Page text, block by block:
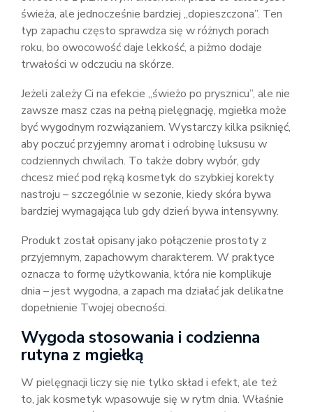
świeża, ale jednocześnie bardziej „dopieszczona”. Ten
typ zapachu często sprawdza się w różnych porach
roku, bo owocowość daje lekkość, a piżmo dodaje
trwałości w odczuciu na skórze.
Jeżeli zależy Ci na efekcie „świeżo po prysznicu”, ale nie
zawsze masz czas na pełną pielęgnację, mgiełka może
być wygodnym rozwiązaniem. Wystarczy kilka psiknięć,
aby poczuć przyjemny aromat i odrobinę luksusu w
codziennych chwilach. To także dobry wybór, gdy
chcesz mieć pod ręką kosmetyk do szybkiej korekty
nastroju – szczególnie w sezonie, kiedy skóra bywa
bardziej wymagająca lub gdy dzień bywa intensywny.
Produkt został opisany jako połączenie prostoty z
przyjemnym, zapachowym charakterem. W praktyce
oznacza to formę użytkowania, która nie komplikuje
dnia – jest wygodna, a zapach ma działać jak delikatne
dopełnienie Twojej obecności.
Wygoda stosowania i codzienna
rutyna z mgiełką
W pielęgnacji liczy się nie tylko skład i efekt, ale też
to, jak kosmetyk wpasowuje się w rytm dnia. Właśnie